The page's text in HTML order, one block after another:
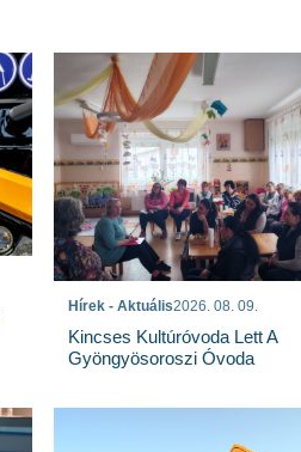
Hírek - Aktuális2026. 08. 09.
Kincses Kultúróvoda Lett A
Gyöngyösoroszi Óvoda